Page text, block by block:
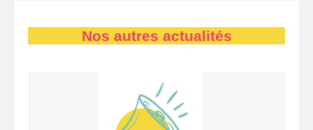
Nos autres actualités